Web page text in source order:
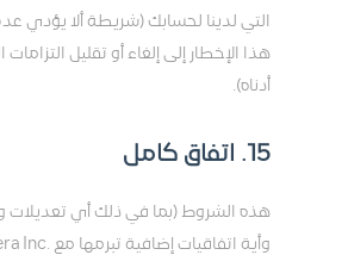
التي لدينا لحسابك (شريطة ألا يؤدي
هذا الإخطار إلى إلغاء أو تقليل التزامات
أدناه).
15. اتفاق كامل
هذه الشروط (بما في ذلك أي تعديلات